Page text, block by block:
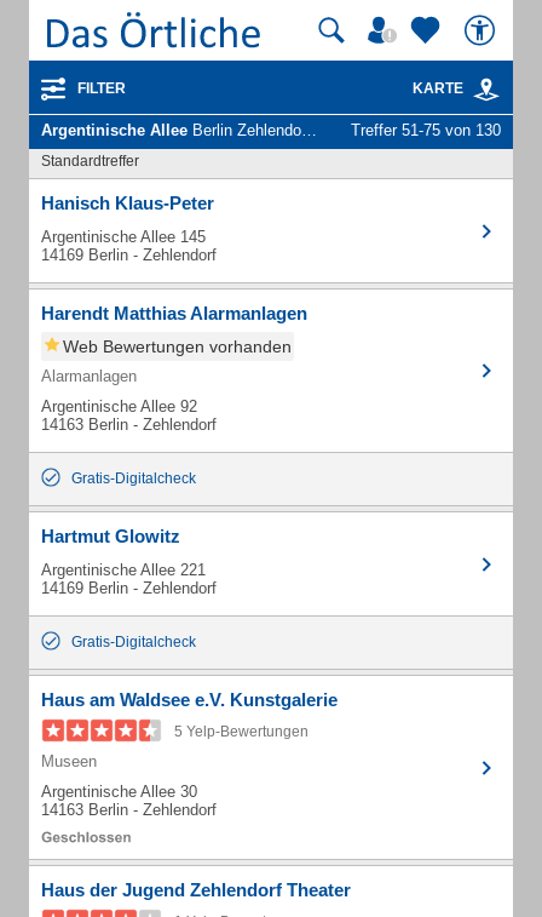
FILTER KARTE
Argentinische Allee Berlin Zehlendorf - Unternehmen und Personen Treffer 51-75 von 130
Standardtreffer
Hanisch Klaus-Peter
Argentinische Allee 145
14169 Berlin - Zehlendorf
Harendt Matthias Alarmanlagen
Web Bewertungen vorhanden
Alarmanlagen
Argentinische Allee 92
14163 Berlin - Zehlendorf
Gratis-Digitalcheck
Hartmut Glowitz
Argentinische Allee 221
14169 Berlin - Zehlendorf
Gratis-Digitalcheck
Haus am Waldsee e.V. Kunstgalerie
5 Yelp-Bewertungen
Museen
Argentinische Allee 30
14163 Berlin - Zehlendorf
Haus der Jugend Zehlendorf Theater